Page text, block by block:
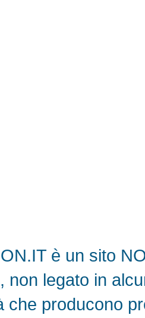
è un sito
non legato in
che producono